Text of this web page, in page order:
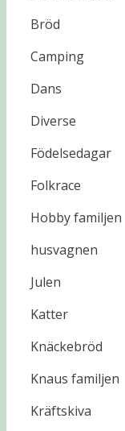
Bröd
Camping
Dans
Diverse
Födelsedagar
Folkrace
Hobby familjen
husvagnen
Julen
Katter
Knäckebröd
Knaus familjen
Kräftskiva